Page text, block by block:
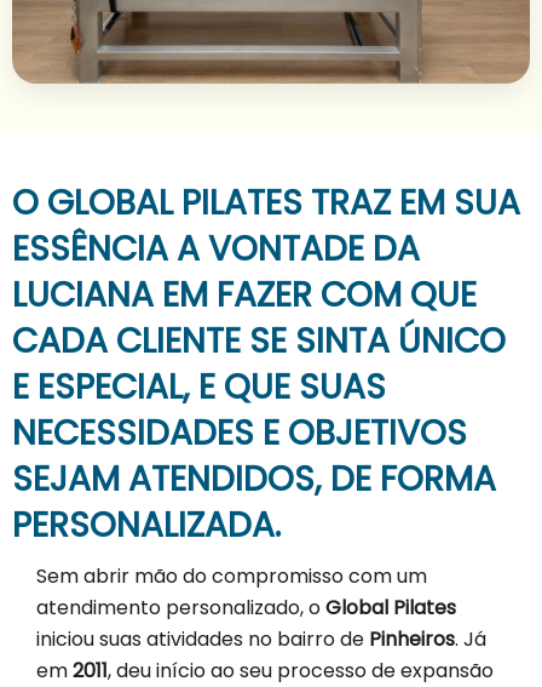
O GLOBAL PILATES TRAZ EM SUA
ESSÊNCIA A VONTADE DA
LUCIANA EM FAZER COM QUE
CADA CLIENTE SE SINTA ÚNICO
E ESPECIAL, E QUE SUAS
NECESSIDADES E OBJETIVOS
SEJAM ATENDIDOS, DE FORMA
PERSONALIZADA.
Sem abrir mão do compromisso com um
atendimento personalizado, oGlobal Pilates
iniciou suas atividades no bairro de Pinheiros. Já
em2011, deu início ao seu processo de expansão